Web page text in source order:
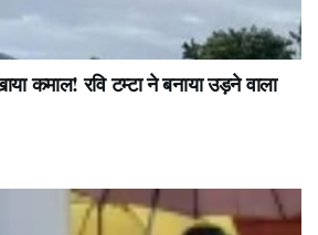
कमाल! रवि टम्टा ने बनाया उड़ने वाला